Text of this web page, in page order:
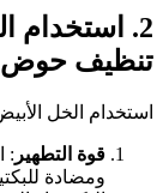
2. استخدام
حوض
الخل
قوة التطهير:
ومضادة